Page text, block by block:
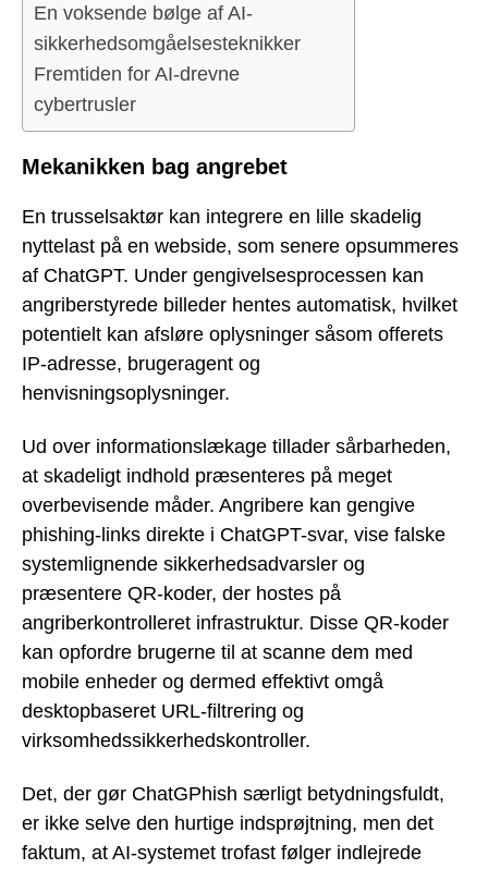
En voksende bølge af AI-
sikkerhedsomgåelsesteknikker
Fremtiden for AI-drevne
cybertrusler
Mekanikken bag angrebet
En trusselsaktør kan integrere en lille skadelig
nyttelast på en webside, som senere opsummeres
af ChatGPT. Under gengivelsesprocessen kan
angriberstyrede billeder hentes automatisk, hvilket
potentielt kan afsløre oplysninger såsom offerets
IP-adresse, brugeragent og
henvisningsoplysninger.
Ud over informationslækage tillader sårbarheden,
at skadeligt indhold præsenteres på meget
overbevisende måder. Angribere kan gengive
phishing-links direkte i ChatGPT-svar, vise falske
systemlignende sikkerhedsadvarsler og
præsentere QR-koder, der hostes på
angriberkontrolleret infrastruktur. Disse QR-koder
kan opfordre brugerne til at scanne dem med
mobile enheder og dermed effektivt omgå
desktopbaseret URL-filtrering og
virksomhedssikkerhedskontroller.
Det, der gør ChatGPhish særligt betydningsfuldt,
er ikke selve den hurtige indsprøjtning, men det
faktum, at AI-systemet trofast følger indlejrede